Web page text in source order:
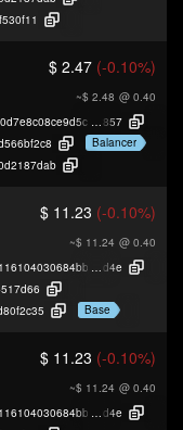
$ 2.47 (-0.10%)
~$ 2.48 @ 0.40
857
Balancer
$ 11.23 (-0.10%)
~$ 11.24 @ 0.40
d4e
Base
$ 11.23 (-0.10%)
~$ 11.24 @ 0.40
d4e